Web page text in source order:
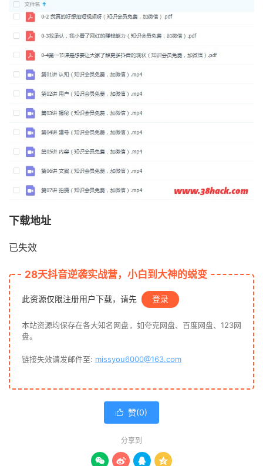
下载地址
已失效
28天抖音逆袭实战营，小白到大神的蜕变
此资源仅限注册用户下载，请先 登录
本站资源均保存在各大知名网盘，如夸克网盘、百度网盘、123网
盘。
链接失效请发邮件至: missyou6000@163.com
 赞(0)
分享到
   